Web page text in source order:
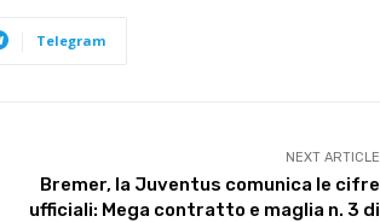
Telegram
NEXT ARTICLE
Bremer, la Juventus comunica le cifre
ufficiali: Mega contratto e maglia n. 3 di